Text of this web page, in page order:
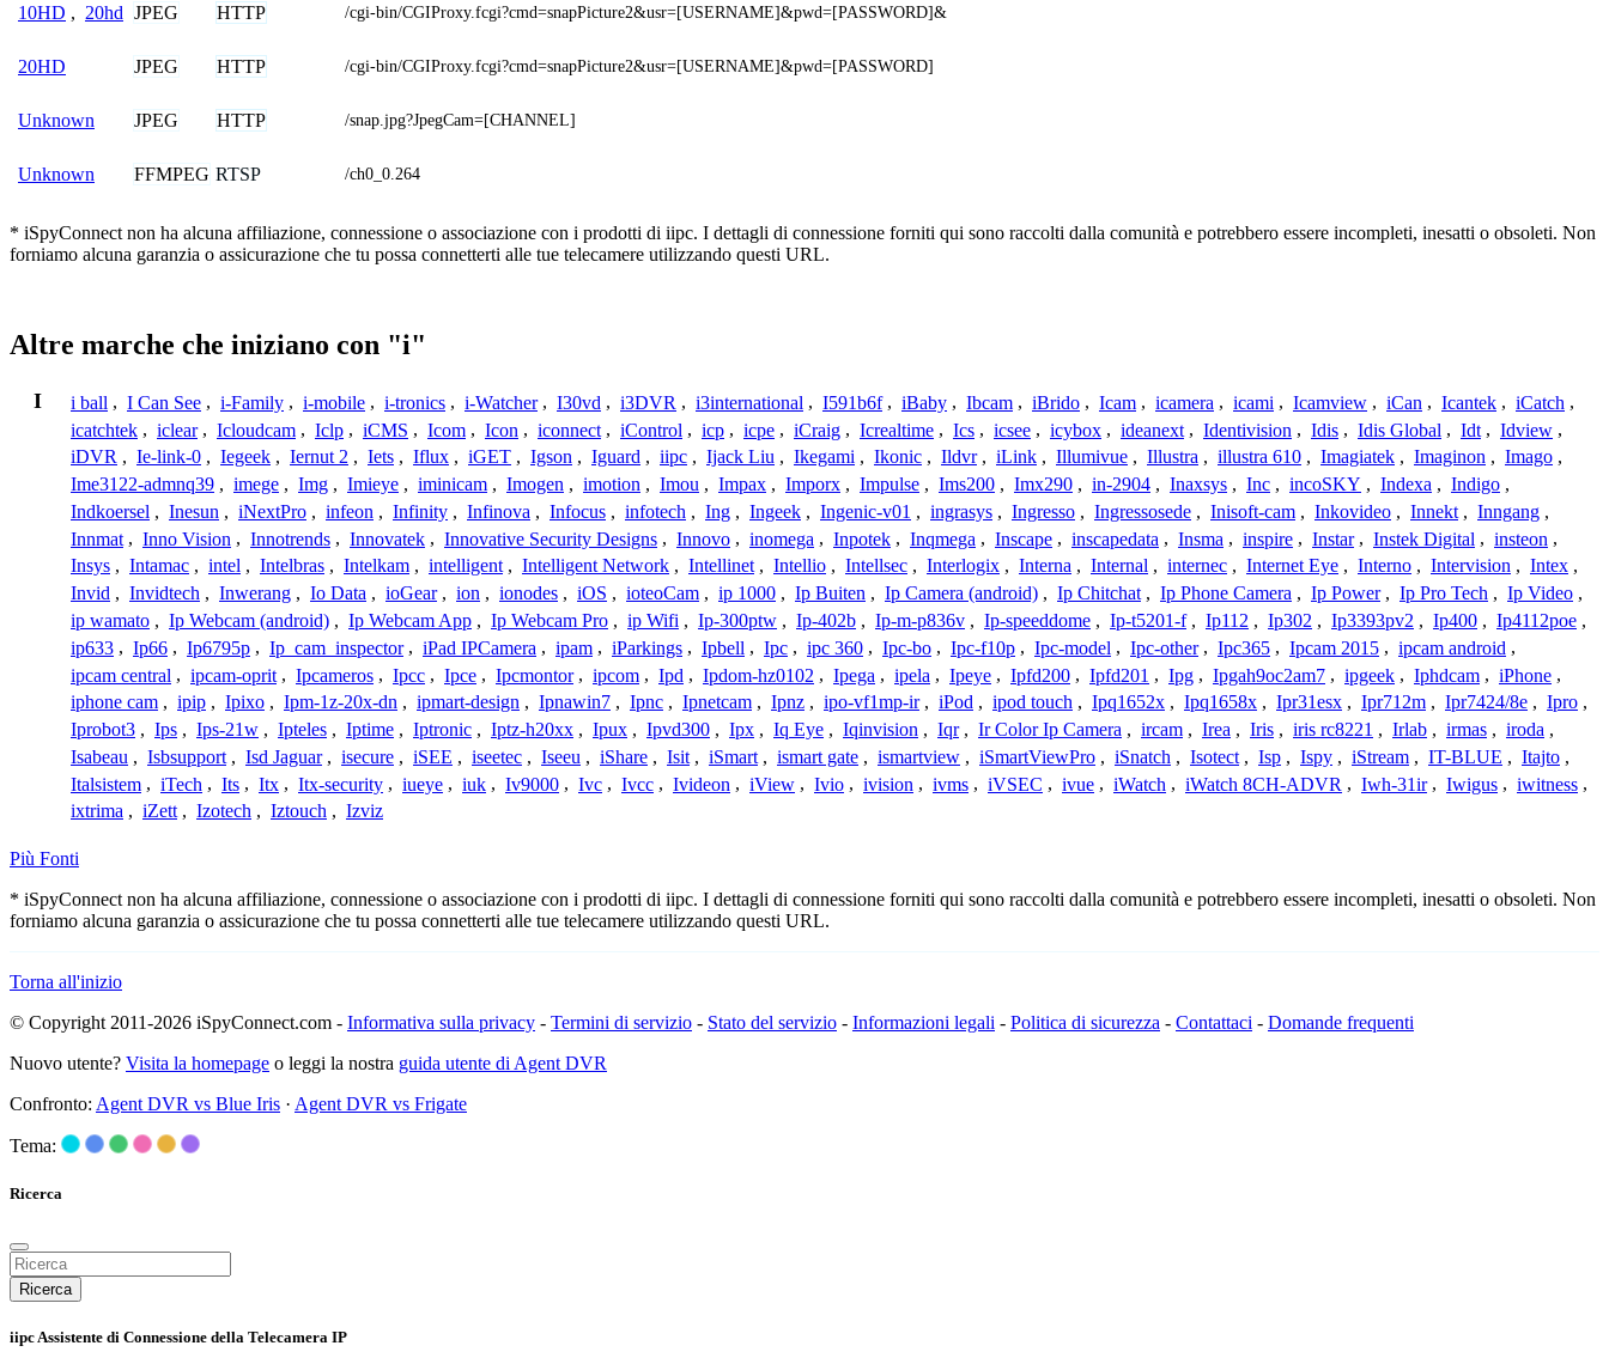
10HD , 20hd JPEG HTTP /cgi-bin/CGIProxy.fcgi?cmd=snapPicture2&usr=[USERNAME]&pwd=[PASSWORD]&
20HD JPEG HTTP /cgi-bin/CGIProxy.fcgi?cmd=snapPicture2&usr=[USERNAME]&pwd=[PASSWORD]
Unknown JPEG HTTP /snap.jpg?JpegCam=[CHANNEL]
Unknown FFMPEG RTSP /ch0_0.264
* iSpyConnect non ha alcuna affiliazione, connessione o associazione con i prodotti di iipc. I dettagli di connessione forniti qui sono raccolti dalla comunità e potrebbero essere incompleti, inesatti o obsoleti. Non
forniamo alcuna garanzia o assicurazione che tu possa connetterti alle tue telecamere utilizzando questi URL.
Altre marche che iniziano con "i"
I i ball , I Can See , i-Family , i-mobile , i-tronics , i-Watcher , I30vd , i3DVR , i3international , I591b6f , iBaby , Ibcam , iBrido , Icam , icamera , icami , Icamview , iCan , Icantek , iCatch ,
icatchtek , iclear , Icloudcam , Iclp , iCMS , Icom , Icon , iconnect , iControl , icp , icpe , iCraig , Icrealtime , Ics , icsee , icybox , ideanext , Identivision , Idis , Idis Global , Idt , Idview ,
iDVR , Ie-link-0 , Iegeek , Iernut 2 , Iets , Iflux , iGET , Igson , Iguard , iipc , Ijack Liu , Ikegami , Ikonic , Ildvr , iLink , Illumivue , Illustra , illustra 610 , Imagiatek , Imaginon , Imago ,
Ime3122-admnq39 , imege , Img , Imieye , iminicam , Imogen , imotion , Imou , Impax , Imporx , Impulse , Ims200 , Imx290 , in-2904 , Inaxsys , Inc , incoSKY , Indexa , Indigo ,
Indkoersel , Inesun , iNextPro , infeon , Infinity , Infinova , Infocus , infotech , Ing , Ingeek , Ingenic-v01 , ingrasys , Ingresso , Ingressosede , Inisoft-cam , Inkovideo , Innekt , Inngang ,
Innmat , Inno Vision , Innotrends , Innovatek , Innovative Security Designs , Innovo , inomega , Inpotek , Inqmega , Inscape , inscapedata , Insma , inspire , Instar , Instek Digital , insteon ,
Insys , Intamac , intel , Intelbras , Intelkam , intelligent , Intelligent Network , Intellinet , Intellio , Intellsec , Interlogix , Interna , Internal , internec , Internet Eye , Interno , Intervision , Intex ,
Invid , Invidtech , Inwerang , Io Data , ioGear , ion , ionodes , iOS , ioteoCam , ip 1000 , Ip Buiten , Ip Camera (android) , Ip Chitchat , Ip Phone Camera , Ip Power , Ip Pro Tech , Ip Video ,
ip wamato , Ip Webcam (android) , Ip Webcam App , Ip Webcam Pro , ip Wifi , Ip-300ptw , Ip-402b , Ip-m-p836v , Ip-speeddome , Ip-t5201-f , Ip112 , Ip302 , Ip3393pv2 , Ip400 , Ip4112poe ,
ip633 , Ip66 , Ip6795p , Ip_cam_inspector , iPad IPCamera , ipam , iParkings , Ipbell , Ipc , ipc 360 , Ipc-bo , Ipc-f10p , Ipc-model , Ipc-other , Ipc365 , Ipcam 2015 , ipcam android ,
ipcam central , ipcam-oprit , Ipcameros , Ipcc , Ipce , Ipcmontor , ipcom , Ipd , Ipdom-hz0102 , Ipega , ipela , Ipeye , Ipfd200 , Ipfd201 , Ipg , Ipgah9oc2am7 , ipgeek , Iphdcam , iPhone ,
iphone cam , ipip , Ipixo , Ipm-1z-20x-dn , ipmart-design , Ipnawin7 , Ipnc , Ipnetcam , Ipnz , ipo-vf1mp-ir , iPod , ipod touch , Ipq1652x , Ipq1658x , Ipr31esx , Ipr712m , Ipr7424/8e , Ipro ,
Iprobot3 , Ips , Ips-21w , Ipteles , Iptime , Iptronic , Iptz-h20xx , Ipux , Ipvd300 , Ipx , Iq Eye , Iqinvision , Iqr , Ir Color Ip Camera , ircam , Irea , Iris , iris rc8221 , Irlab , irmas , iroda ,
Isabeau , Isbsupport , Isd Jaguar , isecure , iSEE , iseetec , Iseeu , iShare , Isit , iSmart , ismart gate , ismartview , iSmartViewPro , iSnatch , Isotect , Isp , Ispy , iStream , IT-BLUE , Itajto ,
Italsistem , iTech , Its , Itx , Itx-security , iueye , iuk , Iv9000 , Ivc , Ivcc , Ivideon , iView , Ivio , ivision , ivms , iVSEC , ivue , iWatch , iWatch 8CH-ADVR , Iwh-31ir , Iwigus , iwitness ,
ixtrima , iZett , Izotech , Iztouch , Izviz
Più Fonti
* iSpyConnect non ha alcuna affiliazione, connessione o associazione con i prodotti di iipc. I dettagli di connessione forniti qui sono raccolti dalla comunità e potrebbero essere incompleti, inesatti o obsoleti. Non
forniamo alcuna garanzia o assicurazione che tu possa connetterti alle tue telecamere utilizzando questi URL.
Torna all'inizio
© Copyright 2011-2026 iSpyConnect.com - Informativa sulla privacy - Termini di servizio - Stato del servizio - Informazioni legali - Politica di sicurezza - Contattaci - Domande frequenti
Nuovo utente? Visita la homepage o leggi la nostra guida utente di Agent DVR
Confronto: Agent DVR vs Blue Iris · Agent DVR vs Frigate
Tema:
Ricerca
Ricerca
iipc Assistente di Connessione della Telecamera IP